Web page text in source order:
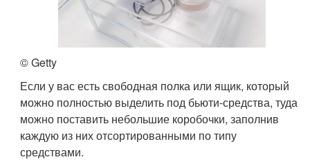
© Getty
Если у вас есть свободная полка или ящик, который
можно полностью выделить под бьюти-средства, туда
можно поставить небольшие коробочки, заполнив
каждую из них отсортированными по типу
средствами.